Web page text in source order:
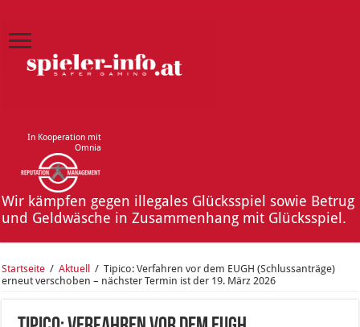
In Kooperation mit
Omnia
Wir kämpfen gegen illegales Glücksspiel sowie Betrug
und Geldwäsche in Zusammenhang mit Glücksspiel.
Startseite / Aktuell / Tipico: Verfahren vor dem EUGH (Schlussanträge)
erneut verschoben – nächster Termin ist der 19. März 2026